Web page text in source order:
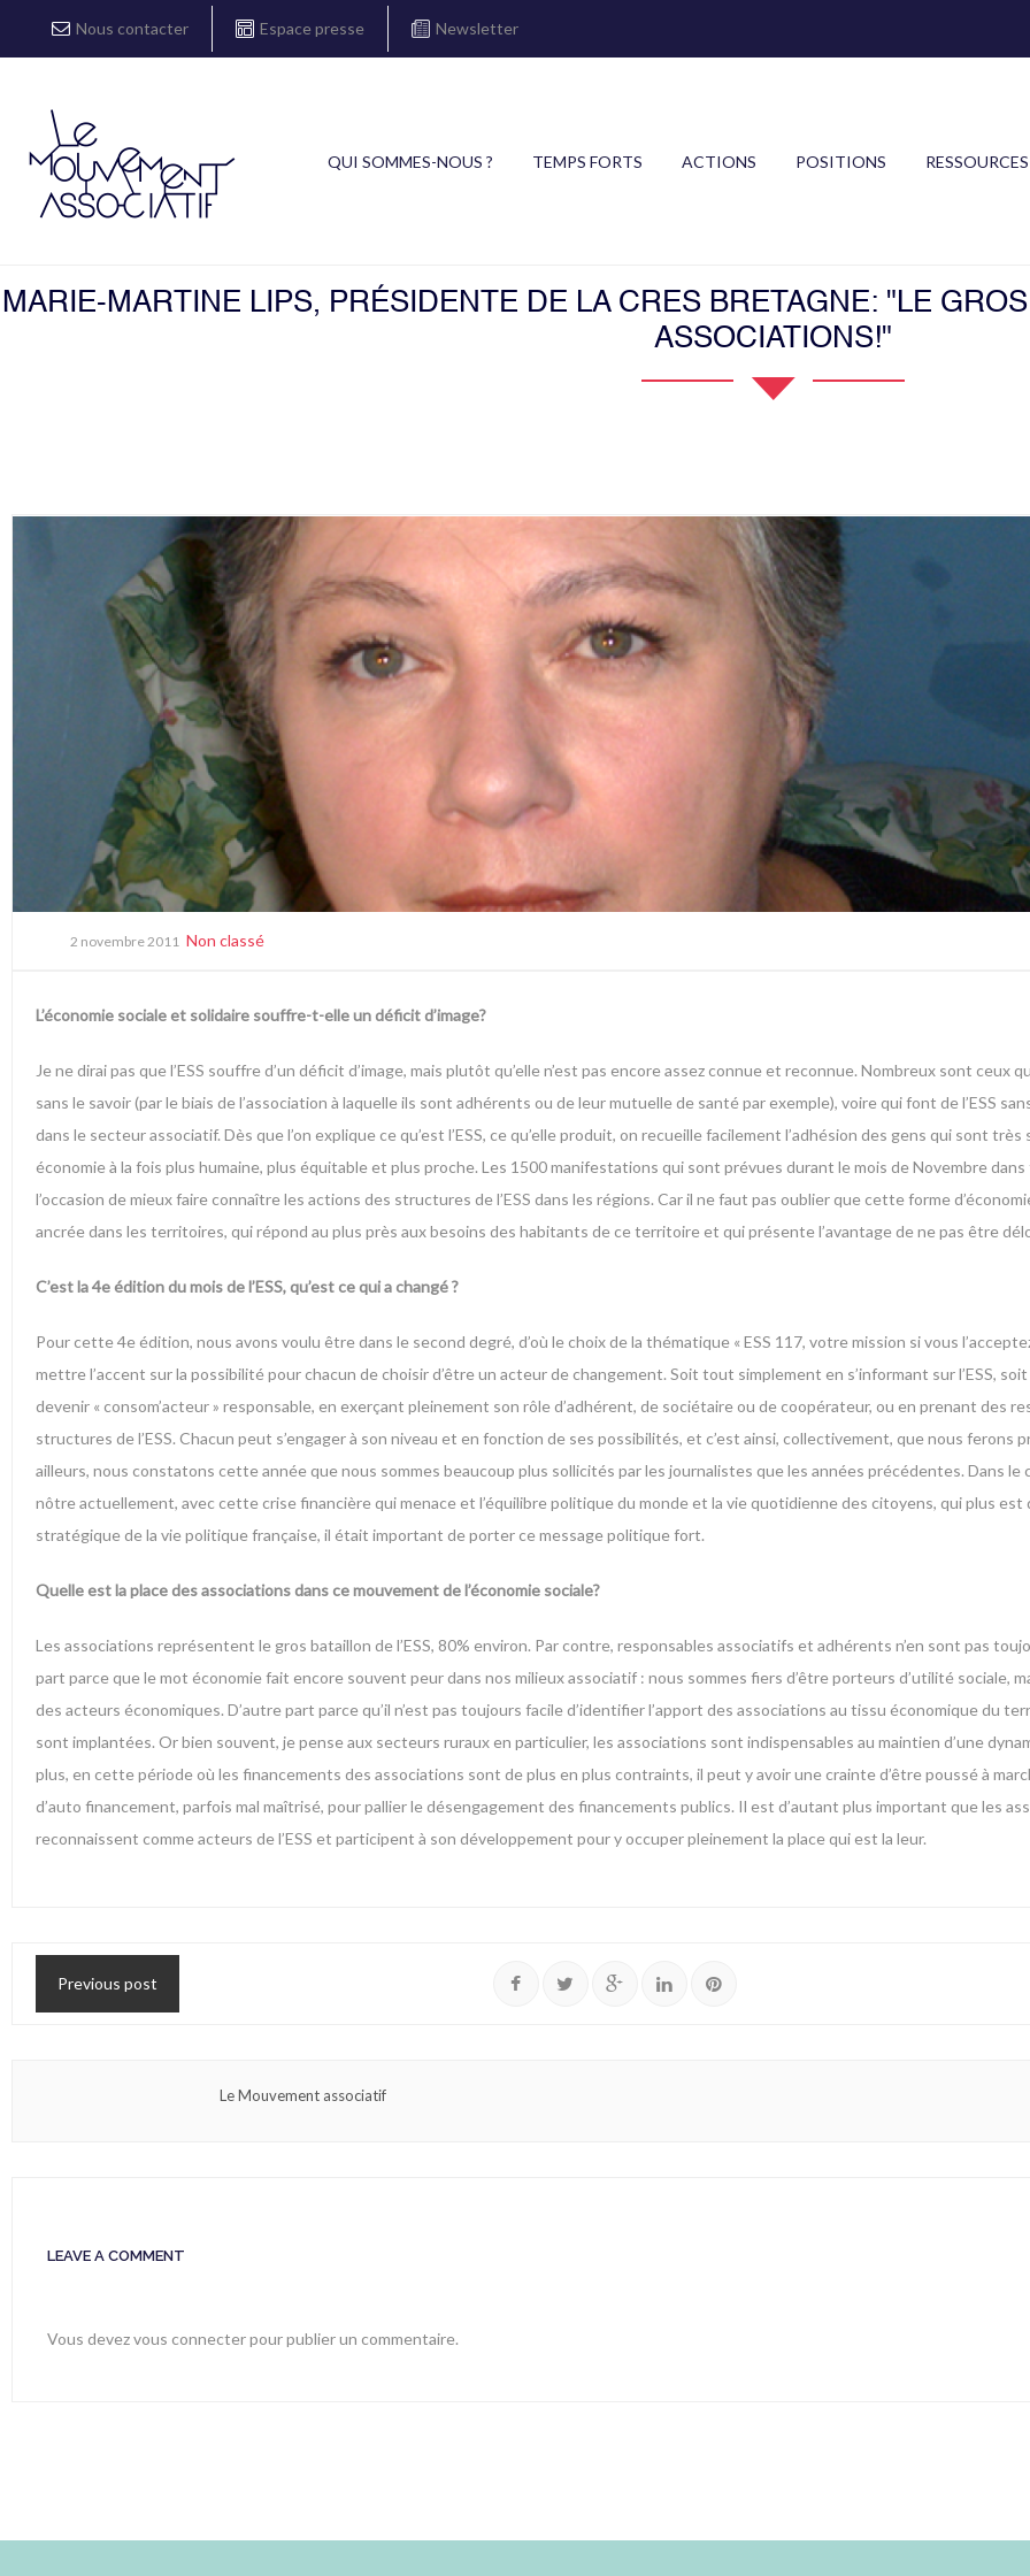
Nous contacter Espace presse Newsletter
QUI SOMMES-NOUS ? TEMPS FORTS ACTIONS POSITIONS RESSOURCES
MARIE-MARTINE LIPS, PRÉSIDENTE DE LA CRES BRETAGNE: "LE
ASSOCIATIONS!"
2 novembre 2011 Non classé
L’économie sociale et solidaire souffre-t-elle un déficit d’image?
Je ne dirai pas que l’ESS souffre d’un déficit d’image, mais plutôt qu’elle n’est pas encore assez connue et reconnue. Nombreux sont ceux
sans le savoir (par le biais de l’association à laquelle ils sont adhérents ou de leur mutuelle de santé par exemple), voire qui font de l’ESS
dans le secteur associatif. Dès que l’on explique ce qu’est l’ESS, ce qu’elle produit, on recueille facilement l’adhésion des gens qui sont
économie à la fois plus humaine, plus équitable et plus proche. Les 1500 manifestations qui sont prévues durant le mois de Novembre
l’occasion de mieux faire connaître les actions des structures de l’ESS dans les régions. Car il ne faut pas oublier que cette forme
ancrée dans les territoires, qui répond au plus près aux besoins des habitants de ce territoire et qui présente l’avantage de ne pas être
C’est la 4e édition du mois de l’ESS, qu’est ce qui a changé ?
Pour cette 4e édition, nous avons voulu être dans le second degré, d’où le choix de la thématique « ESS 117, votre mission si vous
mettre l’accent sur la possibilité pour chacun de choisir d’être un acteur de changement. Soit tout simplement en s’informant sur l’ESS, soit
devenir « consom’acteur » responsable, en exerçant pleinement son rôle d’adhérent, de sociétaire ou de coopérateur, ou en prenant des
structures de l’ESS. Chacun peut s’engager à son niveau et en fonction de ses possibilités, et c’est ainsi, collectivement, que nous ferons
ailleurs, nous constatons cette année que nous sommes beaucoup plus sollicités par les journalistes que les années précédentes. Dans
nôtre actuellement, avec cette crise financière qui menace et l’équilibre politique du monde et la vie quotidienne des citoyens, qui plus est
stratégique de la vie politique française, il était important de porter ce message politique fort.
Quelle est la place des associations dans ce mouvement de l’économie sociale?
Les associations représentent le gros bataillon de l’ESS, 80% environ. Par contre, responsables associatifs et adhérents n’en sont pas
part parce que le mot économie fait encore souvent peur dans nos milieux associatif : nous sommes fiers d’être porteurs d’utilité sociale,
des acteurs économiques. D’autre part parce qu’il n’est pas toujours facile d’identifier l’apport des associations au tissu économique du
sont implantées. Or bien souvent, je pense aux secteurs ruraux en particulier, les associations sont indispensables au maintien d’une
plus, en cette période où les financements des associations sont de plus en plus contraints, il peut y avoir une crainte d’être poussé à
d’auto financement, parfois mal maîtrisé, pour pallier le désengagement des financements publics. Il est d’autant plus important que les
reconnaissent comme acteurs de l’ESS et participent à son développement pour y occuper pleinement la place qui est la leur.
Previous post
Le Mouvement associatif
LEAVE A COMMENT
Vous devezvous connecterpour publier un commentaire.